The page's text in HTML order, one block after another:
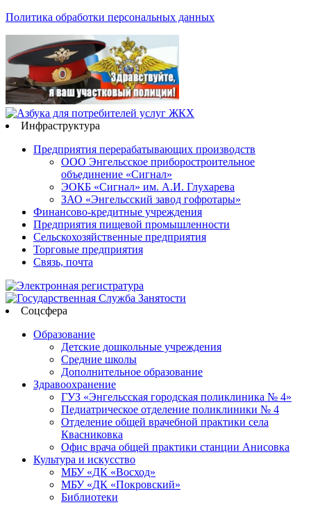
Политика обработки персональных данных
Инфраструктура
Предприятия перерабатывающих производств
ООО Энгельсское приборостроительное
объединение «Сигнал»
ЭОКБ «Сигнал» им. А.И. Глухарева
ЗАО «Энгельсский завод гофротары»
Финансово-кредитные учреждения
Предприятия пищевой промышленности
Сельскохозяйственные предприятия
Торговые предприятия
Связь, почта
Соцсфера
Образование
Детские дошкольные учреждения
Средние школы
Дополнительное образование
Здравоохранение
ГУЗ «Энгельсская городская поликлиника № 4»
Педиатрическое отделение поликлиники № 4
Отделение общей врачебной практики села
Квасниковка
Офис врача общей практики станции Анисовка
Культура и искусство
МБУ «ДК «Восход»
МБУ «ДК «Покровский»
Библиотеки